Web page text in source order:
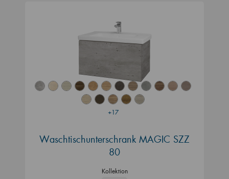
+17
Waschtischunterschrank MAGIC SZZ
80
Kollektion